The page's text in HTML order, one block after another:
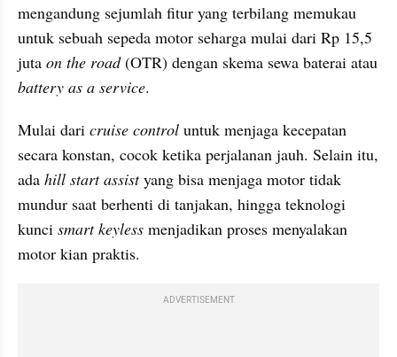
mengandung sejumlah fitur yang terbilang memukau
untuk sebuah sepeda motor seharga mulai dari Rp 15,5
juta on the road
battery as a service.
Mulai dari cruise control untuk menjaga kecepatan
secara konstan, cocok ketika perjalanan jauh. Selain itu,
ada hill start assist yang bisa menjaga motor tidak
mundur saat berhenti di tanjakan, hingga teknologi
kunci smart keyless menjadikan proses menyalakan
motor kian praktis.
ADVERTISEMENT